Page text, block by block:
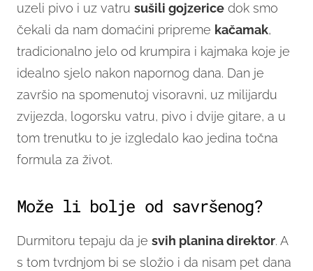
uzeli pivo i uz vatru sušili gojzerice dok smo
čekali da nam domaćini pripreme kačamak,
tradicionalno jelo od krumpira i kajmaka koje je
idealno sjelo nakon napornog dana. Dan je
završio na spomenutoj visoravni, uz milijardu
zvijezda, logorsku vatru, pivo i dvije gitare, a u
tom trenutku to je izgledalo kao jedina točna
formula za život.
Može li bolje od savršenog?
Durmitoru tepaju da je svih planina direktor. A
s tom tvrdnjom bi se složio i da nisam pet dana